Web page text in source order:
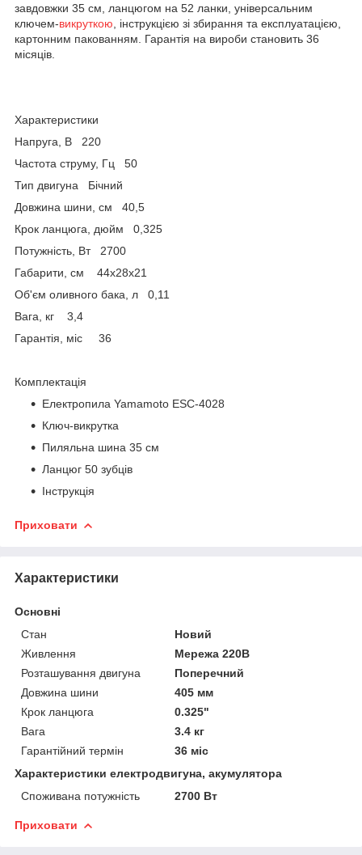
завдовжки 35 см, ланцюгом на 52 ланки, універсальним
ключем-викруткою , інструкцією зі збирання та експлуатацією,
картонним пакованням. Гарантія на вироби становить 36
місяців.
Характеристики
Напруга, В 220
Частота струму, Гц 50
Тип двигуна Бічний
Довжина шини, см 40,5
Крок ланцюга, дюйм 0,325
Потужність, Вт 2700
Габарити, см 44х28х21
Об'єм оливного бака, л 0,11
Вага, кг 3,4
Гарантія, міс 36
Комплектація
Електропила Yamamoto ESC-4028
Ключ-викрутка
Пиляльна шина 35 см
Ланцюг 50 зубців
Інструкція
Приховати
Характеристики
Основні
Стан
Новий
Живлення
Мережа 220В
Розташування двигуна
Поперечний
Довжина шини
405 мм
Крок ланцюга
0.325"
Вага
3.4 кг
Гарантійний термін
36 міс
Характеристики електродвигуна, акумулятора
Споживана потужність
2700 Вт
Приховати